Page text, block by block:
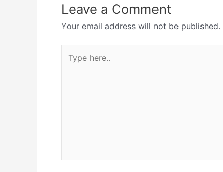
Leave a Comment
Your email address will not be published.
here..